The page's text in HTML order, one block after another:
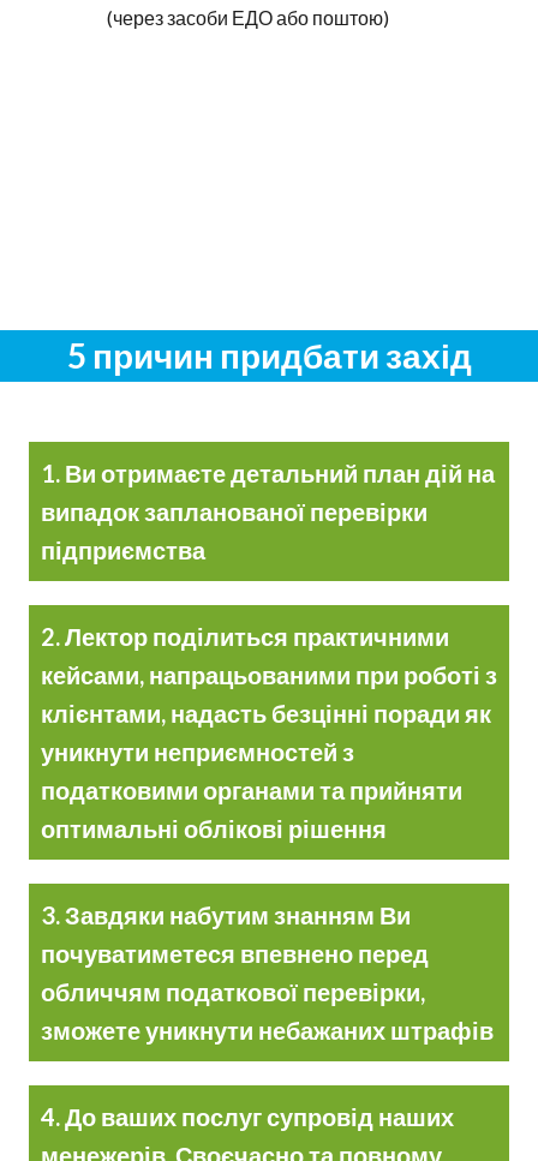
(через засоби ЕДО або поштою)
5 причин придбати захід
1. Ви отримаєте детальний план дій на
випадок запланованої перевірки
підприємства
2. Лектор поділиться практичними
кейсами, напрацьованими при роботі з
клієнтами, надасть безцінні поради як
уникнути неприємностей з
податковими органами та прийняти
оптимальні облікові рішення
3. Завдяки набутим знанням Ви
почуватиметеся впевнено перед
обличчям податкової перевірки,
зможете уникнути небажаних штрафів
4. До ваших послуг супровід наших
менежерів. Своєчасно та повному